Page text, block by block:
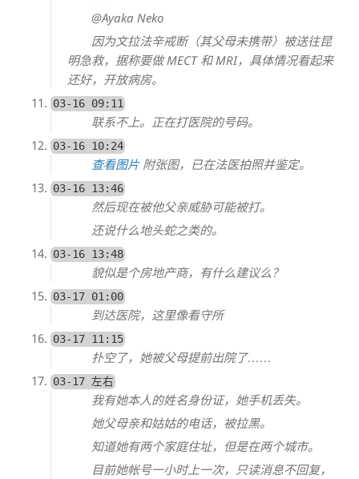
@Ayaka Neko
因为文拉法辛戒断（其父母未携带）被送往昆
明急救，据称要做 MECT 和 MRI，具体情况看起来
还好，开放病房。
03-16 09:11
联系不上。正在打医院的号码。
03-16 10:24
查看图片附张图，已在法医拍照并鉴定。
03-16 13:46
然后现在被他父亲威胁可能被打。
还说什么地头蛇之类的。
03-16 13:48
貌似是个房地产商，有什么建议么？
03-17 01:00
到达医院，这里像看守所
03-17 11:15
扑空了，她被父母提前出院了……
03-17 左右
我有她本人的姓名身份证，她手机丢失。
她父母亲和姑姑的电话，被拉黑。
知道她有两个家庭住址，但是在两个城市。
目前她帐号一小时上一次，只读消息不回复，